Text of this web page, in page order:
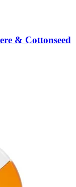
& Cottonseed